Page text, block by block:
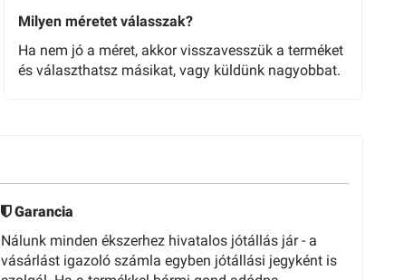
Milyen méretet válasszak?
Ha nem jó a méret, akkor visszavesszük a terméket
és választhatsz másikat, vagy küldünk nagyobbat.
Garancia
Nálunk minden ékszerhez hivatalos jótállás jár - a
vásárlást igazoló számla egyben jótállási jegyként is